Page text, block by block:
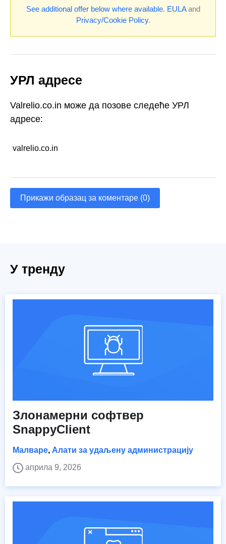
See additional offer below where available. EULAand
Privacy/Cookie Policy.
УРЛ адресе
Valrelio.co.in може да позове следеће УРЛ
адресе:
valrelio.co.in
Прикажи образац за коментаре (0)
У тренду
Злонамерни софтвер
SnappyClient
Малваре, Алати за удаљену администрацију
априла 9, 2026